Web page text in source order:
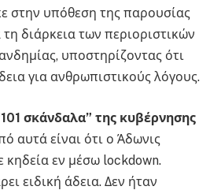
στην υπόθεση της παρουσίας
διάρκεια των περιοριστικών
υποστηρίζοντας ότι
για ανθρωπιστικούς λόγους.
σκάνδαλα” της κυβέρνησης
αυτά είναι ότι ο Άδωνις
κηδεία εν μέσω lockdown.
ειδική άδεια. Δεν ήταν